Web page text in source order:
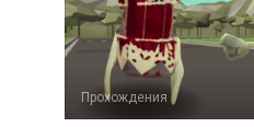
Прохождения